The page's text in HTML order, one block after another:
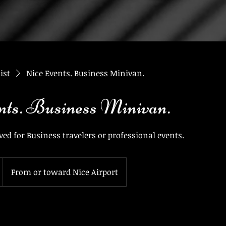
Nice Events. Business Minivan.
Business Minivan.
for Business travelers or professional events.
From or toward Nice Airport